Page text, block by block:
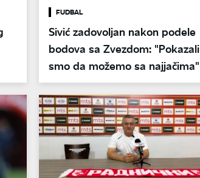
FUDBAL
Sivić zadovoljan nakon podele
bodova sa Zvezdom: "Pokazali
smo da možemo sa najjačima"